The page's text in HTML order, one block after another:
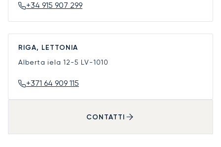
+34 915 907 299
RIGA, LETTONIA
Alberta iela 12-5 LV-1010
+371 64 909 115
CONTATTI